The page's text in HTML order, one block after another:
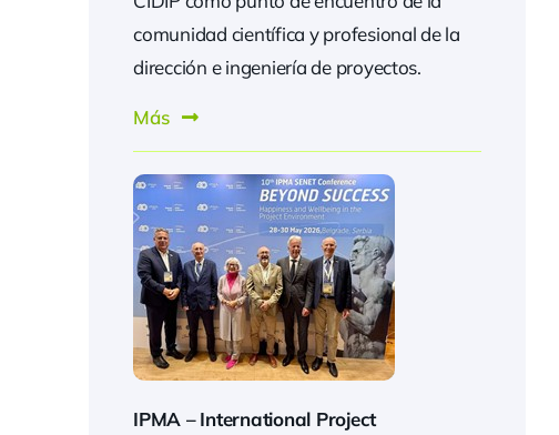
comunidad científica y profesional de la
dirección e ingeniería de proyectos.
Más
IPMA – International Project